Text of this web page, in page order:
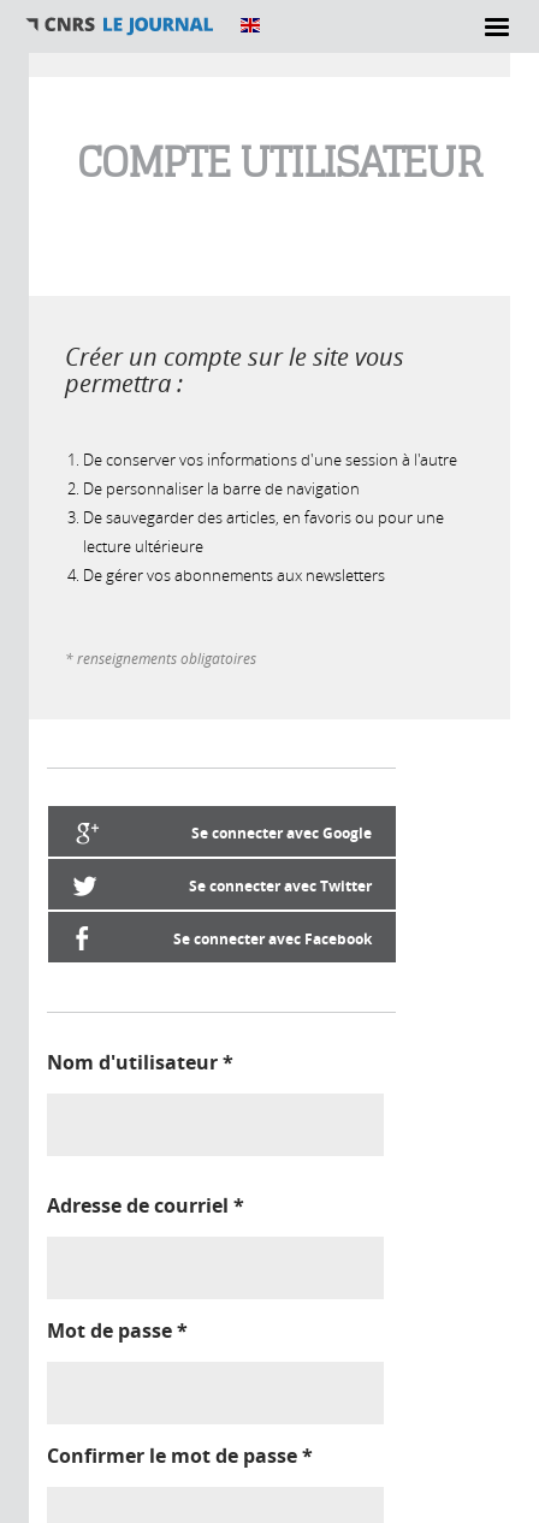
COMPTE UTILISATEUR
Créer un compte sur le site vous
permettra :
De conserver vos informations d'une session à l'autre
De personnaliser la barre de navigation
De sauvegarder des articles, en favoris ou pour une
lecture ultérieure
De gérer vos abonnements aux newsletters
* renseignements obligatoires
Se connecter avec Google
Se connecter avec Twitter
Se connecter avec Facebook
Nom d'utilisateur*
Adresse de courriel *
Mot de passe*
Confirmer le mot de passe*